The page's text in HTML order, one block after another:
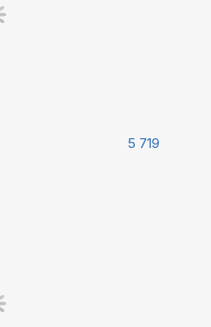
5 719